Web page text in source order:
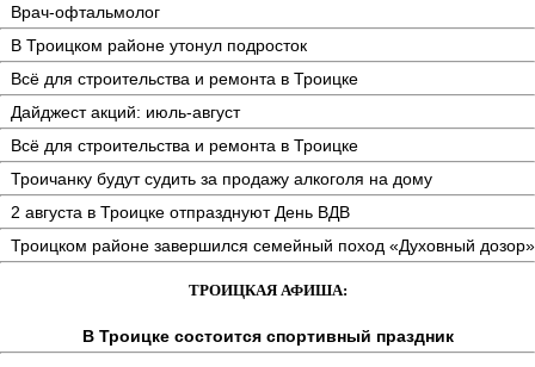
Врач-офтальмолог
В Троицком районе утонул подросток
Всё для строительства и ремонта в Троицке
Дайджест акций: июль-август
Всё для строительства и ремонта в Троицке
Троичанку будут судить за продажу алкоголя на дому
2 августа в Троицке отпразднуют День ВДВ
Троицком районе завершился семейный поход «Духовный дозор»
ТРОИЦКАЯ АФИША:
В Троицке состоится спортивный праздник